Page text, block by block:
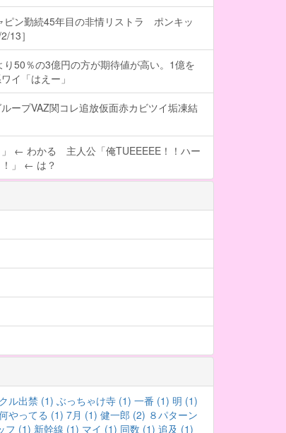
ピン勤続45年目の非情リストラ ポンキッ
13］
50％の3億円の方が期待値が高い。1億を
イ「はえー」
ープVAZ関コレ追放仮面赤カビツイ垢凍結
」 ← わかる 主人公「俺TUEEEEE！！ハー
！」 ← は？
ル出禁 (1) ぶっちゃけ寺 (1) 一番 (1) 明 (1)
やってる (1) 7月 (1) 健一郎 (2) ８パターン
フ (1) 新幹線 (1) マイ (1) 同数 (1) 追及 (1)